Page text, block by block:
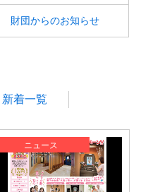
財団からのお知らせ
着一覧
ーク
パーク
パーク
パーク
ニュース